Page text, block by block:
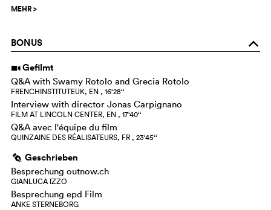
MEHR>
BONUS o
i Gefilmt
Q&A with Swamy Rotolo and Grecia Rotolo
FRENCHINSTITUTEUK, EN , 16‘28‘‘
Interview with director Jonas Carpignano
FILM AT LINCOLN CENTER, EN , 17‘40‘‘
Q&A avec l'équipe du film
QUINZAINE DES RÉALISATEURS, FR , 23‘45‘‘
g Geschrieben
Besprechung outnow.ch
GIANLUCA IZZO
Besprechung epd Film
ANKE STERNEBORG